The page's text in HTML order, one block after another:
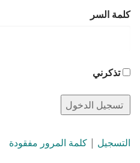
كلمة السر
تذكرني
التسجيل | كلمة المرور مفقودة